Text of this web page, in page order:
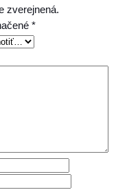
zverejnená.
*